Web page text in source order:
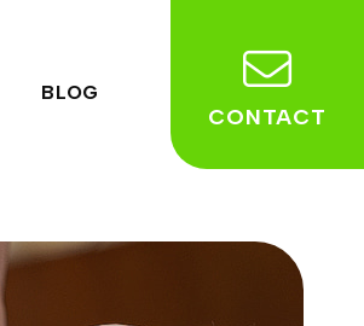
CONTACT
BLOG